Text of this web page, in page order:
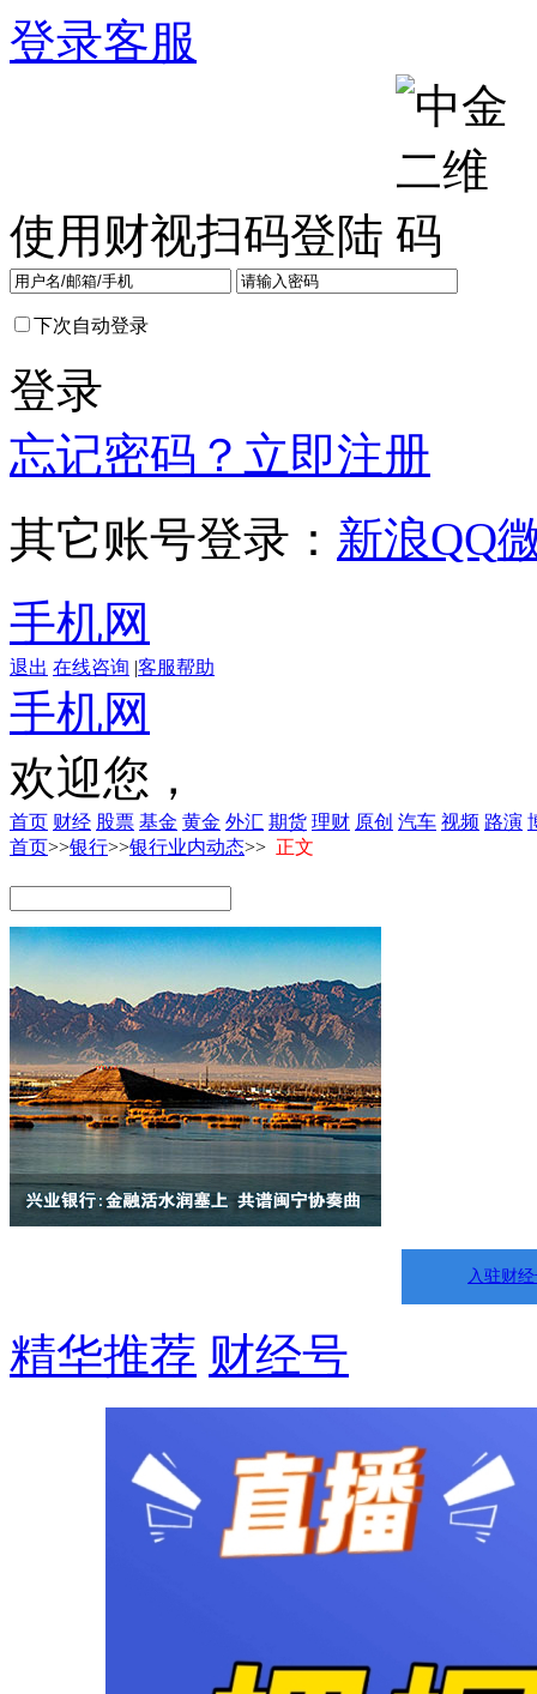
登录客服
使用财视扫码登陆
下次自动登录
登录
忘记密码？ 立即注册
其它账号登录： 新浪QQ
手机网
退出 在线咨询 |客服帮助
手机网
欢迎您，
首页 财经 股票 基金 黄金 外汇 期货 理财 原创 汽车 视频 路演
首页>>银行>>银行业内动态>> 正文
入驻财
精华推荐 财经号